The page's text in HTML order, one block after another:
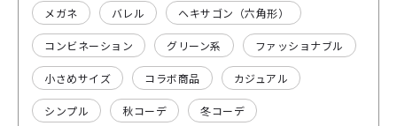
メガネ バレル ヘキサゴン（六角形）
コンビネーション グリーン系 ファッショナブル
小さめサイズ コラボ商品 カジュアル
シンプル 秋コーデ 冬コーデ